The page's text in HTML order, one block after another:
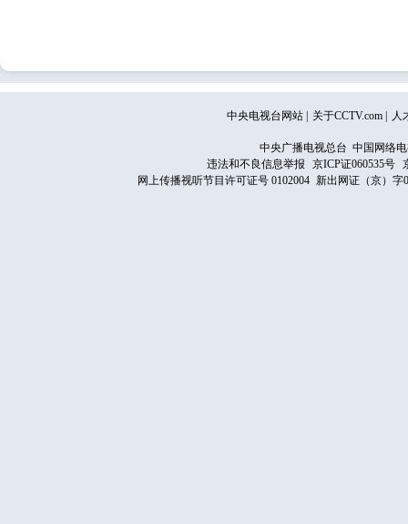
中央电视台网站 关于CCTV.com 人
中央广播电视总台 中国网络
违法和不良信息举报
京ICP证060535号
网上传播视听节目许可证号 0102004 新出网证（京）